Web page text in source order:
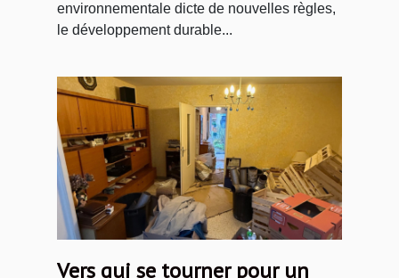
environnementale dicte de nouvelles règles,
le développement durable...
Vers qui se tourner pour un